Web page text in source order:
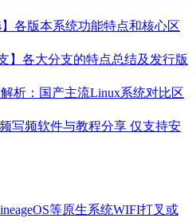
】各版本系统功能特点和核心区
】各大分支的特点总结及发行版
析：国产主流Linux系统对比区
写频软件与教程分享 仅支持安